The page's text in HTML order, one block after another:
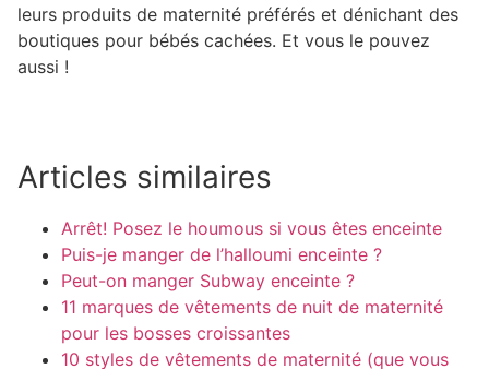
leurs produits de maternité préférés et dénichant des
boutiques pour bébés cachées. Et vous le pouvez
aussi !
Articles similaires
Arrêt! Posez le houmous si vous êtes enceinte
Puis-je manger de l’halloumi enceinte ?
Peut-on manger Subway enceinte ?
11 marques de vêtements de nuit de maternité
pour les bosses croissantes
10 styles de vêtements de maternité (que vous